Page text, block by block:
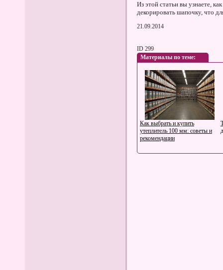
Из этой статьи вы узнаете,
декорировать шапочку, что
21.09.2014
ID 299
Материалы по теме:
Как выбрать и купить
утеплитель 100 мм: советы и
рекомендации